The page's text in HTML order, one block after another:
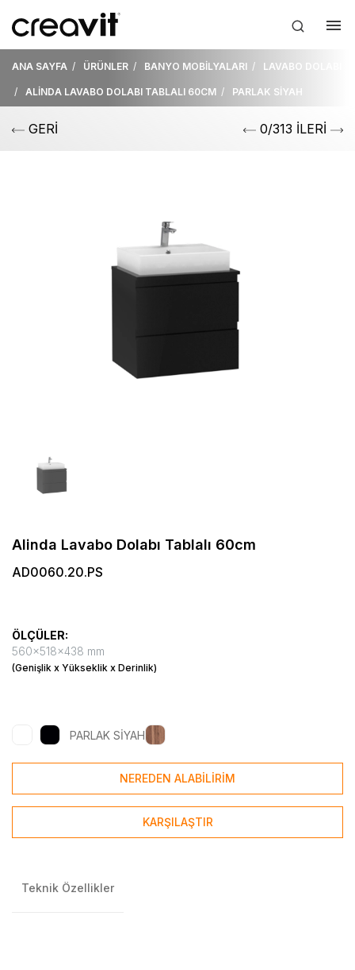
ANA SAYFA ÜRÜNLER BANYO MOBİLYALARI LAVABO DOLABI
ALİNDA LAVABO DOLABI TABLALI 60CM PARLAK SİYAH
GERİ 0/313 İLERİ
Alinda Lavabo Dolabı Tablalı 60cm
AD0060.20.PS
ÖLÇÜLER:
560x518x438 mm
(Genişlik x Yükseklik x Derinlik)
PARLAK SİYAH
NEREDEN ALABİLİRİM
KARŞILAŞTIR
Teknik Özellikler